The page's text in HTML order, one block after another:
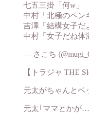
七五三掛「何w」
中村「北極のペン
吉澤「結構女子だ
中村「女子だね体
— さこち
【トラジャ THE
元太がちゃんとベ
元太｢ママとかが